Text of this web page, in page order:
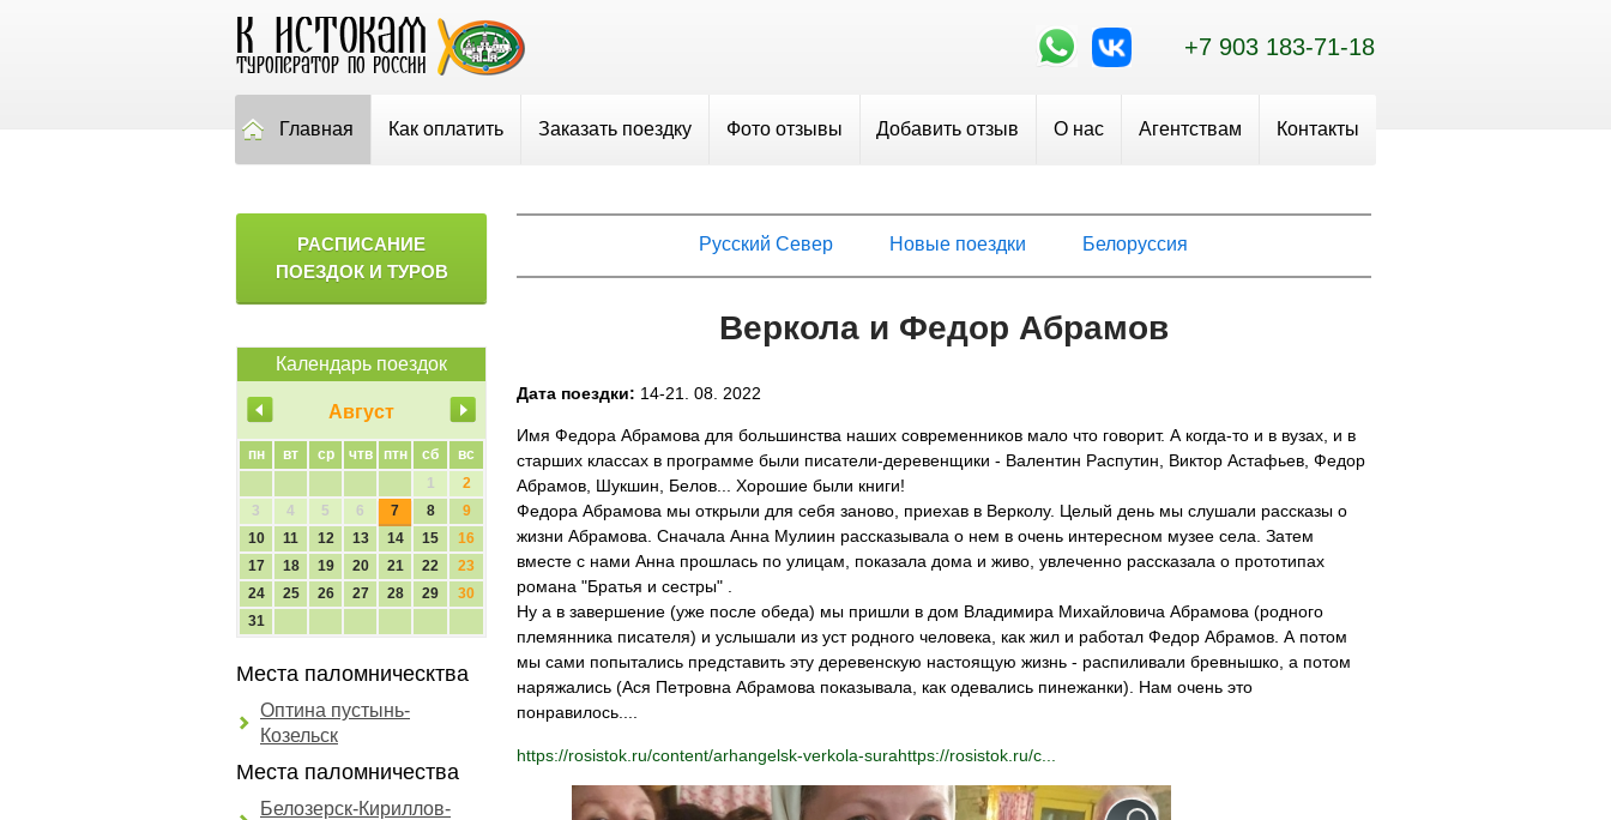
+7 903 183-71-18
Главная Как оплатить Заказать поездку Фото отзывы Добавить отзыв О нас Агентствам Контакты
РАСПИСАНИЕ
ПОЕЗДОК И ТУРОВ
Календарь поездок
Август
пн вт ср чтв птн сб
вс
1
2
3
4 5 6 7 8
9
10
11 12 13 14 15
16
17
18 19 20 21 22
23
24
25 26 27 28 29
30
31
Места паломническтва
Оптина пустынь-
Козельск
Места паломничества
Белозерск-Кириллов-
Русский Север Новые поездки Белоруссия
Веркола и Федор Абрамов
Дата поездки: 14-21. 08. 2022
Имя Федора Абрамова для большинства наших современников мало что говорит. А когда-то и в вузах, и в
старших классах в программе были писатели-деревенщики - Валентин Распутин, Виктор Астафьев, Федор
Абрамов, Шукшин, Белов... Хорошие были книги!
Федора Абрамова мы открыли для себя заново, приехав в Верколу. Целый день мы слушали рассказы о
жизни Абрамова. Сначала Анна Мулиин рассказывала о нем в очень интересном музее села. Затем
вместе с нами Анна прошлась по улицам, показала дома и живо, увлеченно рассказала о прототипах
романа "Братья и сестры" .
Ну а в завершение (уже после обеда) мы пришли в дом Владимира Михайловича Абрамова (родного
племянника писателя) и услышали из уст родного человека, как жил и работал Федор Абрамов. А потом
мы сами попытались представить эту деревенскую настоящую жизнь - распиливали бревнышко, а потом
наряжались (Ася Петровна Абрамова показывала, как одевались пинежанки). Нам очень это
понравилось....
https://rosistok.ru/content/arhangelsk-verkola-surahttps://rosistok.ru/c...